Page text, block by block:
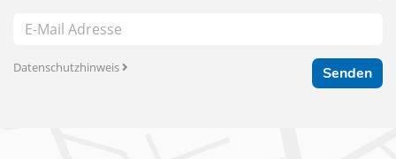
Datenschutzhinweis Senden